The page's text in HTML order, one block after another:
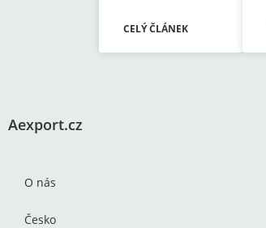
CELÝ ČLÁNEK
Aexport.cz
O nás
Česko